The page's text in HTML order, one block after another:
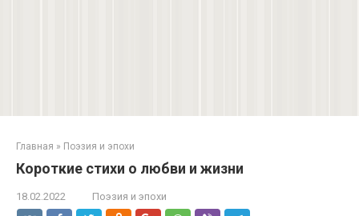
Главная » Поэзия и эпохи
Короткие стихи о любви и жизни
18.02.2022 Поэзия и эпохи